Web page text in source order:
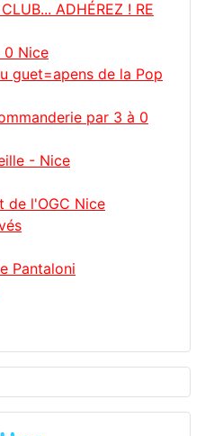
ADHÉREZ ! RE
0 Nice
guet=apens de la Pop
par 3 à 0
- Nice
de l'OGC Nice
Pantaloni